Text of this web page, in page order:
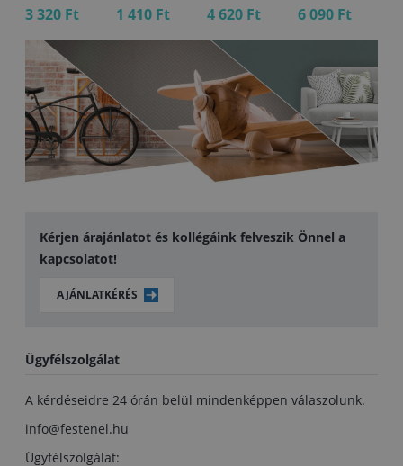
3 320 Ft 1 410 Ft 4 620 Ft 6 090 Ft
Kérjen árajánlatot és kollégáink felveszik Önnel a
kapcsolatot!
AJÁNLATKÉRÉS
Ügyfélszolgálat
A kérdéseidre 24 órán belül mindenképpen válaszolunk.
info@festenel.hu
Ügyfélszolgálat: